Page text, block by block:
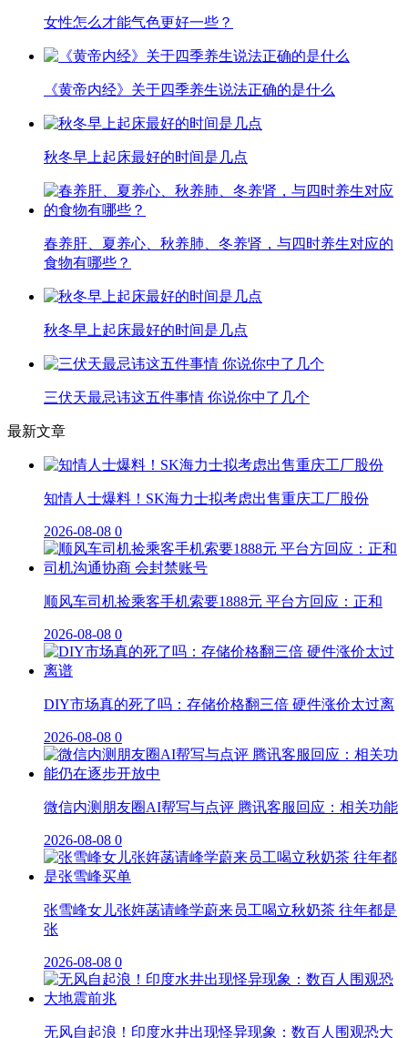
女性怎么才能气色更好一些？
《黄帝内经》关于四季养生说法正确的是什么
秋冬早上起床最好的时间是几点
春养肝、夏养心、秋养肺、冬养肾，与四时养生对应的
食物有哪些？
秋冬早上起床最好的时间是几点
三伏天最忌讳这五件事情 你说你中了几个
最新文章
知情人士爆料！SK海力士拟考虑出售重庆工厂股份
2026-08-08 0
顺风车司机捡乘客手机索要1888元 平台方回应：正和
2026-08-08 0
DIY市场真的死了吗：存储价格翻三倍 硬件涨价太过离
2026-08-08 0
微信内测朋友圈AI帮写与点评 腾讯客服回应：相关功能
2026-08-08 0
张雪峰女儿张姩菡请峰学蔚来员工喝立秋奶茶 往年都是
张
2026-08-08 0
无风自起浪！印度水井出现怪异现象：数百人围观恐大